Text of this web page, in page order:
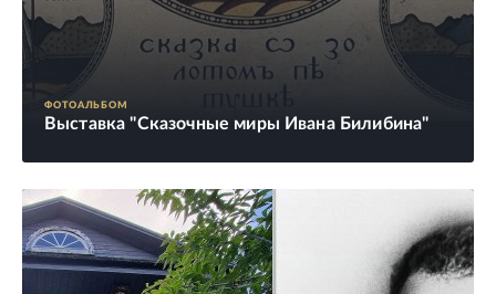
ФОТОАЛЬБОМ
Выставка "Сказочные миры Ивана Билибина"